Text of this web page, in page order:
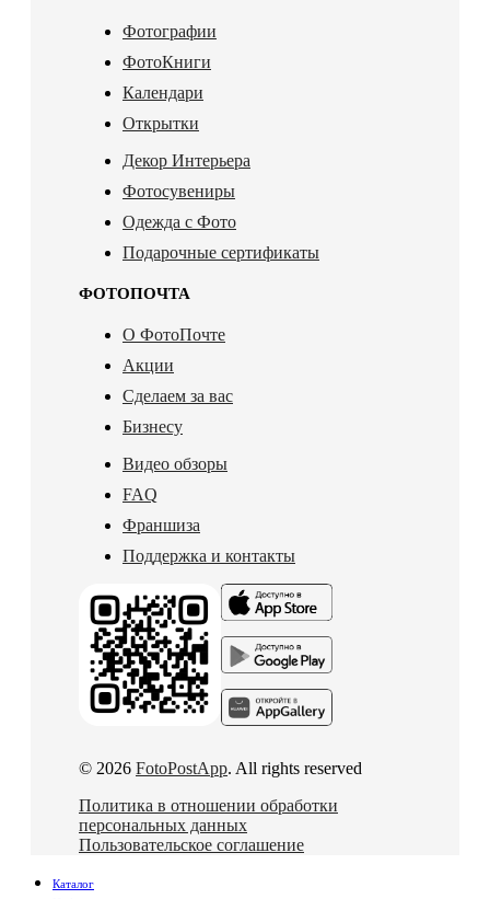
Фотографии
ФотоКниги
Календари
Открытки
Декор Интерьера
Фотосувениры
Одежда с Фото
Подарочные сертификаты
ФОТОПОЧТА
О ФотоПочте
Акции
Сделаем за вас
Бизнесу
Видео обзоры
FAQ
Франшиза
Поддержка и контакты
© 2026 FotoPostApp. All rights reserved
Политика в отношении обработки
персональных данных
Пользовательское соглашение
Каталог